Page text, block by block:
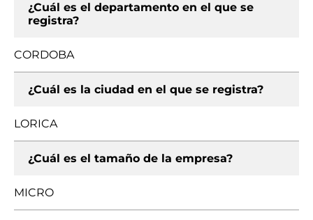
¿Cuál es el departamento en el que se
registra?
CORDOBA
¿Cuál es la ciudad en el que se registra?
LORICA
¿Cuál es el tamaño de la empresa?
MICRO